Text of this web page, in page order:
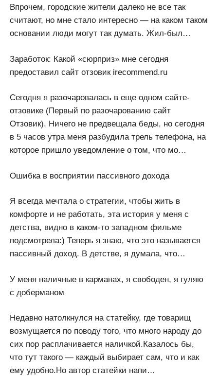
Впрочем, городские жители далеко не все так
считают, но мне стало интересно — на каком таком
основании люди могут так думать. Жил-был…
Заработок: Какой «сюрприз» мне сегодня
предоставил сайт отзовик irecommend.ru
Сегодня я разочаровалась в еще одном сайте-
отзовике (Первый по разочарованию сайт
Отзовик). Ничего не предвещала беды, но сегодня
в 5 часов утра меня разбудила трель телефона, на
которое пришло уведомление о том, что мо…
Ошибка в восприятии пассивного дохода
Я всегда мечтала о стратегии, чтобы жить в
комфорте и не работать, эта история у меня с
детства, видно в каком-то западном фильме
подсмотрела:) Теперь я знаю, что это называется
пассивный доход. В детстве, я думала, что…
У меня наличные в карманах, я свободен, я гуляю
с доберманом
Недавно натолкнулся на статейку, где товарищ
возмущается по поводу того, что много народу до
сих пор расплачивается наличкой.Казалось бы,
что тут такого — каждый выбирает сам, что и как
ему удобно.Но автор статейки напи…